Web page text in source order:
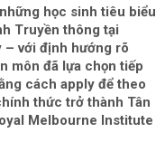
học sinh tiêu biểu
Truyền thông tại
với định hướng rõ
môn đã lựa chọn tiếp
cách apply để theo
thức trở thành Tân
Melbourne Institute